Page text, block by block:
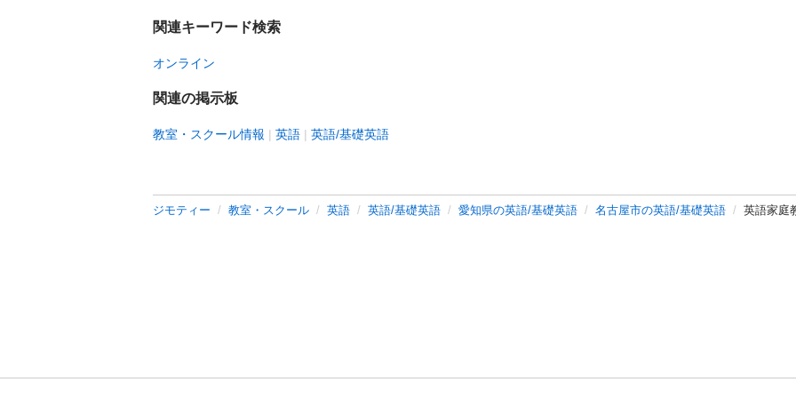
関連キーワード検索
オンライン
関連の掲示板
教室・スクール情報 英語 英語/基礎英語
ジモティー 教室・スクール 英語 英語/基礎英語 愛知県の英語/基礎英語 名古屋市の英語/基礎英語 英語家庭